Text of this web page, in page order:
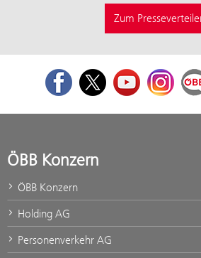
Zum
FacebookTwitterYoutube
ÖBB Konzern
ÖBB Konzern
Holding AG
Personenverkehr AG